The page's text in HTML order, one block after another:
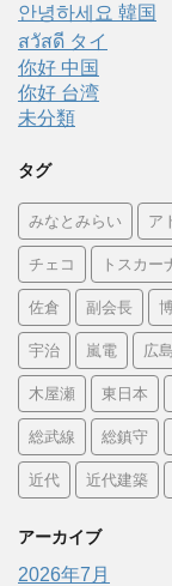
안녕하세요 韓国
สวัสดี タイ
你好 中国
你好 台湾
未分類
タグ
みなとみらい ア
チェコ トスカー
佐倉 副会長
宇治 嵐電 広島
木屋瀬 東日本
総武線 総鎮守
近代 近代建築
アーカイブ
2026年7月